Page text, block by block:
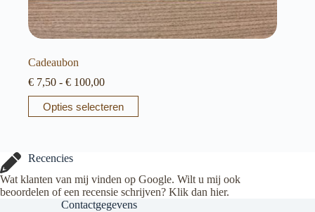
Cadeaubon
€ 7,50 - € 100,00Prijsklasse:
€ 7,50
tot
€ 100,00
Opties selecteren
product
variaties.
Deze
optie
kan
gekozen
Recencies
Wat klanten van mij vinden op Google. Wilt u mij ook
beoordelen of een recensie schrijven? Klik dan hier.
Contactgegevens